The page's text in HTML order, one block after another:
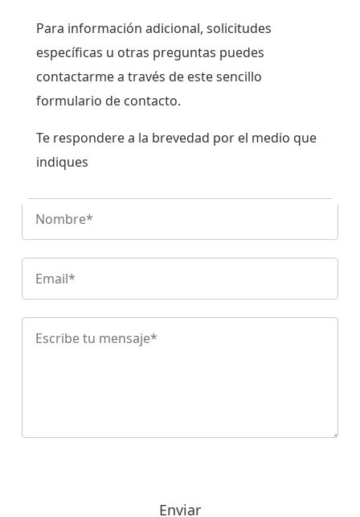
Para información adicional, solicitudes
específicas u otras preguntas puedes
contactarme a través de este sencillo
formulario de contacto.
Te respondere a la brevedad por el medio que
indiques